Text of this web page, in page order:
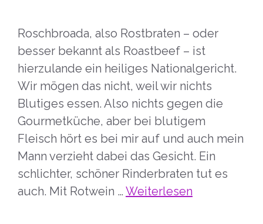
Roschbroada, also Rostbraten – oder
besser bekannt als Roastbeef – ist
hierzulande ein heiliges Nationalgericht.
Wir mögen das nicht, weil wir nichts
Blutiges essen. Also nichts gegen die
Gourmetküche, aber bei blutigem
Fleisch hört es bei mir auf und auch mein
Mann verzieht dabei das Gesicht. Ein
schlichter, schöner Rinderbraten tut es
auch. Mit Rotwein … Weiterlesen